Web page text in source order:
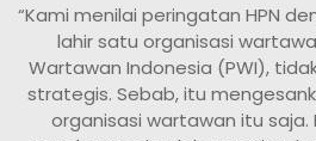
“Kami menilai peringatan HPN
lahir satu organisasi
Wartawan Indonesia (PWI),
strategis. Sebab, itu
organisasi wartawan itu saja.